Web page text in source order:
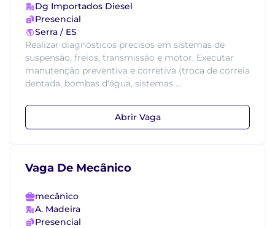
Dg Importados Diesel
Presencial
Serra / ES
Realizar diagnósticos precisos em sistemas de
suspensão, freios, transmissão e motor. Executar
manutenção preventiva e corretiva (troca de correia
dentada, bombas d'água, sistemas ...
Abrir Vaga
Vaga De Mecânico
mecânico
A. Madeira
Presencial